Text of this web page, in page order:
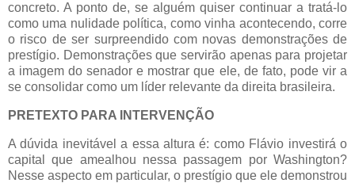
concreto. A ponto de, se alguém quiser continuar a tratá-lo
como uma nulidade política, como vinha acontecendo, corre
o risco de ser surpreendido com novas demonstrações de
prestígio. Demonstrações que servirão apenas para projetar
a imagem do senador e mostrar que ele, de fato, pode vir a
se consolidar como um líder relevante da direita brasileira.
PRETEXTO PARA INTERVENÇÃO
A dúvida inevitável a essa altura é: como Flávio investirá o
capital que amealhou nessa passagem por Washington?
Nesse aspecto em particular, o prestígio que ele demonstrou